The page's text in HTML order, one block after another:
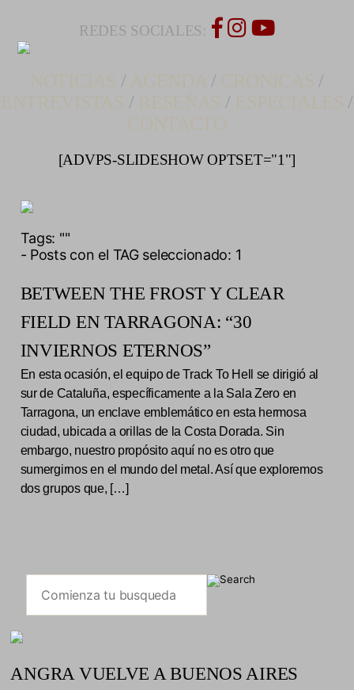
REDES SOCIALES:
/ /
/
/ /
/
[ADVPS-SLIDESHOW OPTSET="1"]
Tags: ""
- Posts con el TAG seleccionado: 1
BETWEEN THE FROST Y CLEAR
FIELD EN TARRAGONA: “30
INVIERNOS ETERNOS”
En esta ocasión, el equipo de Track To Hell se dirigió al
sur de Cataluña, específicamente a la Sala Zero en
Tarragona, un enclave emblemático en esta hermosa
ciudad, ubicada a orillas de la Costa Dorada. Sin
embargo, nuestro propósito aquí no es otro que
sumergirnos en el mundo del metal. Así que exploremos
dos grupos que, […]
ANGRA VUELVE A BUENOS AIRES